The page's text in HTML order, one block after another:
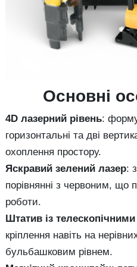
Основні
4D лазерний рівень:
горизонтальні та дві
охоплення простору.
Яскравий зелений лазер:
порівнянні з червоним, що
роботи.
Штатив із
кріплення навіть на
бульбашковим рівнем.